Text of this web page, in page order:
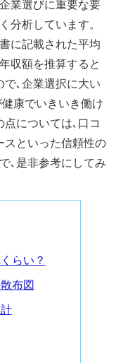
業選びに重要な要
分析しています。
に記載された平均
収額を推算すると
で､企業選択に大い
康でいきいき働け
については､口コ
スといった信頼性の
､是非参考にしてみ
らい？
布図